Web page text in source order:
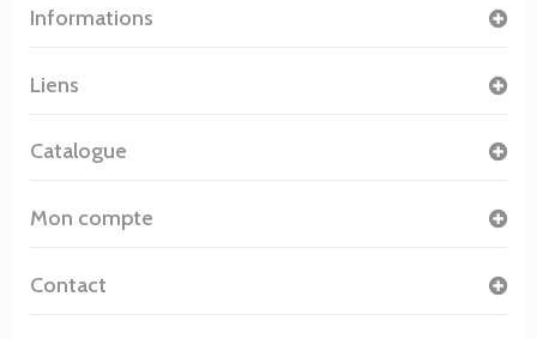
Informations
Liens
Catalogue
Mon compte
Contact